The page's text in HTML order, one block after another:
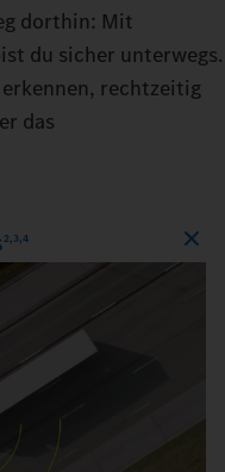
dorthin: Mit
du sicher unterwegs.
rechtzeitig
das
2,3,4